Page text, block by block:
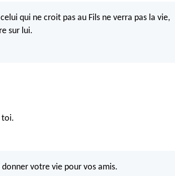
qui ne croit pas au Fils ne verra pas la vie,
sur lui.
toi.
donner votre vie pour vos amis.